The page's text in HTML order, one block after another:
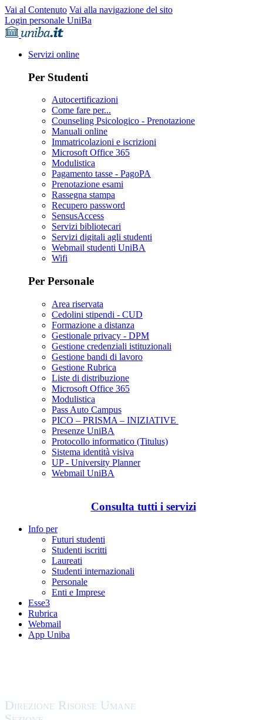
Vai al Contenuto Vai alla navigazione del sito
Login personale UniBa
Servizi online
Per Studenti
Autocertificazioni
Come fare per...
Counseling Psicologico - Prenotazione
Manuali online
Immatricolazioni e iscrizioni
Microsoft Office 365
Modulistica
Pagamento tasse - PagoPA
Prenotazione esami
Rassegna stampa
Recupero password
SensusAccess
Servizi bibliotecari
Servizi digitali agli studenti
Webmail studenti UniBA
Wifi
Per Personale
Area riservata
Cedolini stipendi - CUD
Formazione a distanza
Gestionale privacy - DPM
Gestione credenziali istituzionali
Gestione bandi di lavoro
Gestione Rubrica
Liste di distribuzione
Microsoft Office 365
Modulistica
Pass Auto Campus
PICO – PRISMA – INIZIATIVE
Presenze UniBA
Protocollo informatico (Titulus)
Sistema identità visiva
UP - University Planner
Webmail UniBA
Consulta tutti i servizi
Info per
Futuri studenti
Studenti iscritti
Laureati
Studenti internazionali
Personale
Enti e Imprese
Esse3
Rubrica
Webmail
App Uniba